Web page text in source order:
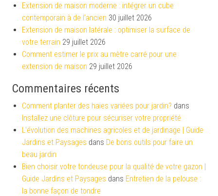
Extension de maison moderne : intégrer un cube
contemporain à de l’ancien 30 juillet 2026
Extension de maison latérale : optimiser la surface de
votre terrain 29 juillet 2026
Comment estimer le prix au mètre carré pour une
extension de maison 29 juillet 2026
Commentaires récents
Comment planter des haies variées pour jardin? dans
Installez une clôture pour sécuriser votre propriété
L'évolution des machines agricoles et de jardinage | Guide
Jardins et Paysages dans De bons outils pour faire un
beau jardin
Bien choisir votre tondeuse pour la qualité de votre gazon |
Guide Jardins et Paysages dans Entretien de la pelouse :
la bonne façon de tondre